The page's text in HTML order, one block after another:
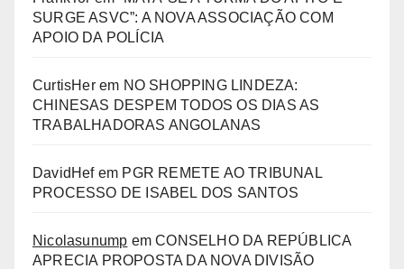
SURGE ASVC”: A NOVA ASSOCIAÇÃO COM
APOIO DA POLÍCIA
CurtisHerem NO SHOPPING LINDEZA:
CHINESAS DESPEM TODOS OS DIAS AS
TRABALHADORAS ANGOLANAS
DavidHefem PGR REMETE AO TRIBUNAL
PROCESSO DE ISABEL DOS SANTOS
Nicolasunump emCONSELHO DA REPÚBLICA
APRECIA PROPOSTA DA NOVA DIVISÃO